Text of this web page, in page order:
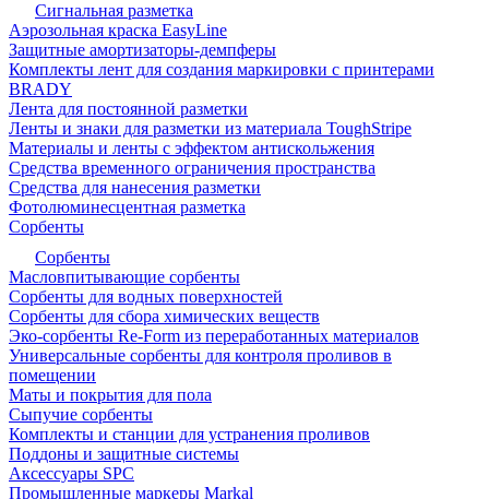
Сигнальная разметка
Аэрозольная краска EasyLine
Защитные амортизаторы-демпферы
Комплекты лент для создания маркировки с принтерами
BRADY
Лента для постоянной разметки
Ленты и знаки для разметки из материала ToughStripe
Материалы и ленты с эффектом антискольжения
Средства временного ограничения пространства
Средства для нанесения разметки
Фотолюминесцентная разметка
Сорбенты
Сорбенты
Масловпитывающие сорбенты
Сорбенты для водных поверхностей
Сорбенты для сбора химических веществ
Эко-сорбенты Re-Form из переработанных материалов
Универсальные сорбенты для контроля проливов в
помещении
Маты и покрытия для пола
Сыпучие сорбенты
Комплекты и станции для устранения проливов
Поддоны и защитные системы
Аксессуары SPC
Промышленные маркеры Markal